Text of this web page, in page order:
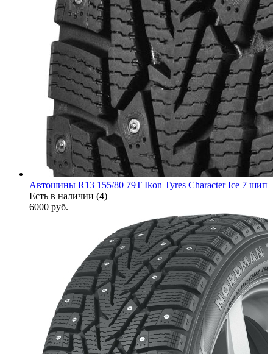
Автошины R13 155/80 79T Ikon Tyres Character Ice 7 шип
Есть в наличии (4)
6000 руб.